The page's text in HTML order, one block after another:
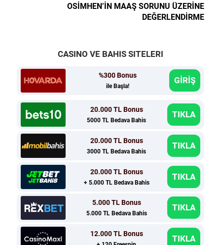
OSIMHEN’IN MAAŞ SORUNU ÜZERINE
DEĞERLENDIRME
CASINO VE BAHIS SITELERI
%300 Bonus
ile Başla!
GİRİŞ
20.000 TL Bonus
5000 TL Bedava Bahis
TIKLA
20.000 TL Bonus
3000 TL Bedava Bahis
TIKLA
20.000 TL Bonus
+ 5.000 TL Bedava Bahis
TIKLA
5.000 TL Bonus
5.000 TL Bedava Bahis
TIKLA
12.000 TL Bonus TIKLA